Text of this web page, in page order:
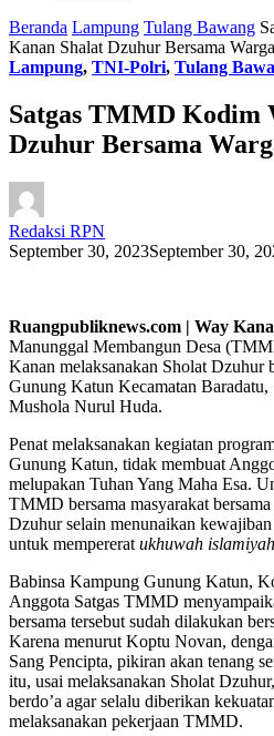
Beranda Lampung Tulang Bawang
Kanan Shalat Dzuhur Bersama Warga
Lampung, TNI-Polri, Tulang
Satgas TMMD Kodim
Dzuhur Bersama
Redaksi RPN
September 30, 2023September 30,
Ruangpubliknews.com | Way
Manunggal Membangun Desa
Kanan melaksanakan Sholat Dzuhur
Gunung Katun Kecamatan
Mushola Nurul Huda.
Penat melaksanakan kegiatan
Gunung Katun, tidak membuat
melupakan Tuhan Yang Maha Esa.
TMMD bersama masyarakat
Dzuhur selain menunaikan
untuk mempererat ukhuwah
Babinsa Kampung Gunung Katun,
Anggota Satgas TMMD
bersama tersebut sudah dilakukan
Karena menurut Koptu Novan,
Sang Pencipta, pikiran akan tenang
itu, usai melaksanakan Sholat
berdo’a agar selalu diberikan
melaksanakan pekerjaan TMMD.